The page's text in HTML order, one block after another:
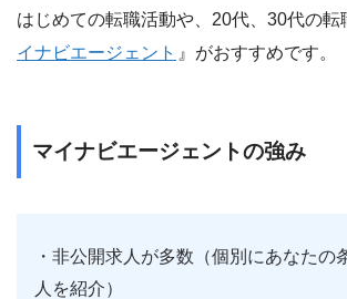
はじめての転職活動や、20代、30代の転
イナビエージェント 』がおすすめです。
マイナビエージェントの強み
・非公開求人が多数（個別にあなたの
人を紹介）